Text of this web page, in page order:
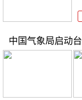
中国气象局启动